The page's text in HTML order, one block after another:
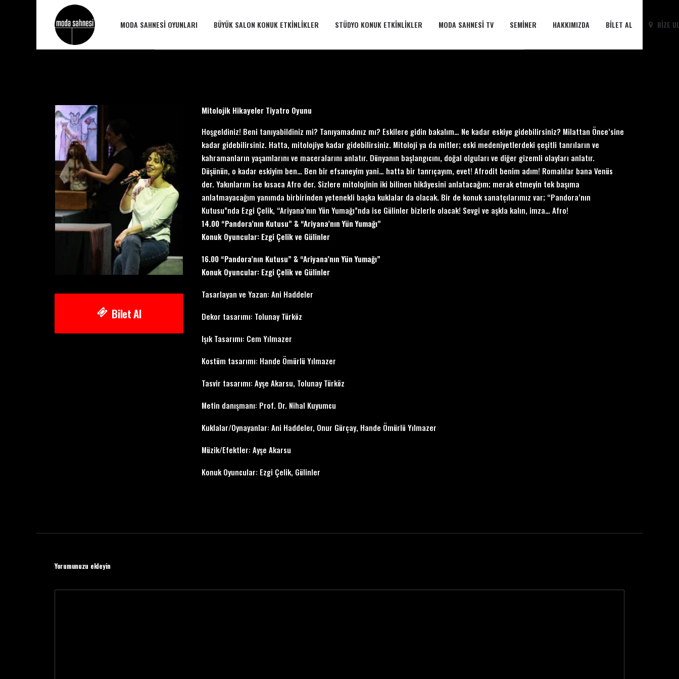
MODA SAHNESI OYUNLARI BÜYÜK SALON KONUK ETKINLIKLER STÜDYO KONUK ETKINLIKLER MODA SAHNESI TV SEMINER HAKKIMIZDA BILET AL BIZE
Bilet Al
Mitolojik Hikayeler Tiyatro Oyunu
Hoşgeldiniz! Beni tanıyabildiniz mi? Tanıyamadınız mı? Eskilere gidin bakalım… Ne kadar eskiye gidebilirsiniz? Milattan Önce’sine
kadar gidebilirsiniz. Hatta, mitolojiye kadar gidebilirsiniz. Mitoloji ya da mitler; eski medeniyetlerdeki çeşitli tanrıların ve
kahramanların yaşamlarını ve maceralarını anlatır. Dünyanın başlangıcını, doğal olguları ve diğer gizemli olayları anlatır.
Düşünün, o kadar eskiyim ben… Ben bir efsaneyim yani… hatta bir tanrıçayım, evet! Afrodit benim adım! Romalılar bana Venüs
der. Yakınlarım ise kısaca Afro der. Sizlere mitolojinin iki bilinen hikâyesini anlatacağım; merak etmeyin tek başıma
anlatmayacağım yanımda birbirinden yetenekli başka kuklalar da olacak. Bir de konuk sanatçılarımız var; “Pandora’nın
Kutusu”nda Ezgi Çelik, “Ariyana’nın Yün Yumağı”nda ise Gülinler bizlerle olacak! Sevgi ve aşkla kalın, imza… Afro!
14.00 “Pandora’nın Kutusu” & “Ariyana’nın Yün Yumağı”
Konuk Oyuncular: Ezgi Çelik ve Gülinler
16.00 “Pandora’nın Kutusu” & “Ariyana’nın Yün Yumağı”
Konuk Oyuncular: Ezgi Çelik ve Gülinler
Tasarlayan ve Yazan: Ani Haddeler
Dekor tasarımı: Tolunay Türköz
Işık Tasarımı: Cem Yılmazer
Kostüm tasarımı: Hande Ömürlü Yılmazer
Tasvir tasarımı: Ayşe Akarsu, Tolunay Türköz
Metin danışmanı: Prof. Dr. Nihal Kuyumcu
Kuklalar/Oynayanlar: Ani Haddeler, Onur Gürçay, Hande Ömürlü Yılmazer
Müzik/Efektler: Ayşe Akarsu
Konuk Oyuncular: Ezgi Çelik, Gülinler
Yorumunuzu ekleyin